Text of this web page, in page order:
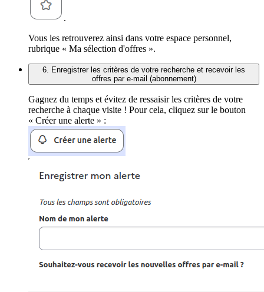
.
Vous les retrouverez ainsi dans votre espace personnel,
rubrique « Ma sélection d'offres ».
6. Enregistrer les critères de votre recherche et recevoir les
offres par e-mail (abonnement)
Gagnez du temps et évitez de ressaisir les critères de votre
recherche à chaque visite ! Pour cela, cliquez sur le bouton
« Créer une alerte » :